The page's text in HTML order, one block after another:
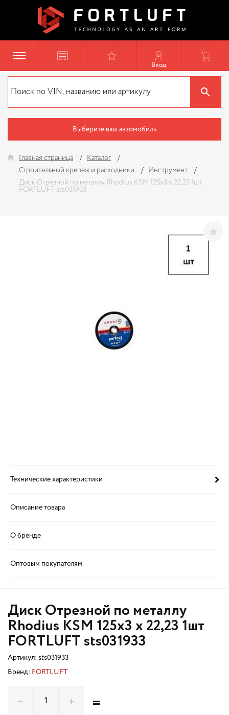
Вход
Выберите ваш автомобиль
Главная страница
Каталог
Строительный крепеж и расходники
Инструмент
Диск Отрезной по металлу Rhodius KSM 125х3 x 22,23 1шт
FORTLUFT sts031933
Технические характеристики
Описание товара
О бренде
Оптовым покупателям
Диск Отрезной по металлу
Rhodius KSM 125х3 x 22,23 1шт
FORTLUFT sts031933
Артикул: sts031933
Бренд: FORTLUFT
=